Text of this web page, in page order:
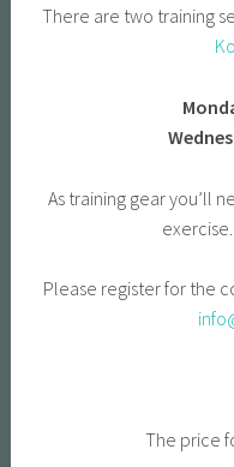
There are two training
As training gear you’ll
Please register for the
The price